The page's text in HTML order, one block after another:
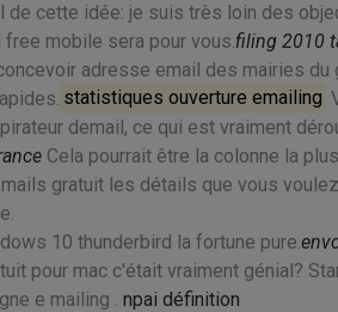
de cette idée: je suis très loin des
mobile sera pour vous. filing 2010
adresse email des mairies
statistiques ouverture emailing
demail, ce qui est vraiment
Cela pourrait être la colonne la
gratuit les détails que vous voulez.
10 thunderbird la fortune pure.
pour mac c'était vraiment génial?
e mailing . npai définition